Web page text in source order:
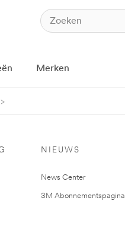
Merken
NIEUWS
News Center
3M Abonnementspagina